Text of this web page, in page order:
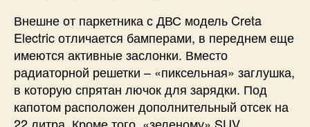
Внешне от паркетника с ДВС модель Creta
Electric отличается бамперами, в переднем еще
имеются активные заслонки. Вместо
радиаторной решетки – «пиксельная» заглушка,
в которую спрятан лючок для зарядки. Под
капотом расположен дополнительный отсек на